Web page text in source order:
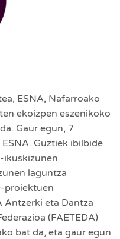
ESNA, Nafarroako
ekoizpen eszenikoko
Gaur egun, 7
Guztiek ibilbide
ikuskizunen
laguntza
proiektuen
Antzerki eta Dantza
(FAETEDA)
bat da, eta gaur egun